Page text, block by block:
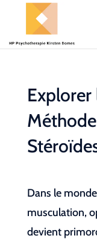
Explorer
Dans le
musculation,
devient